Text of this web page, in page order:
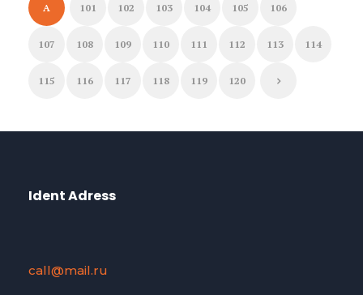
A 101 102 103 104 105 106
107 108 109 110 111 112 113 114
115 116 117 118 119 120
Ident Adress
call@mail.ru